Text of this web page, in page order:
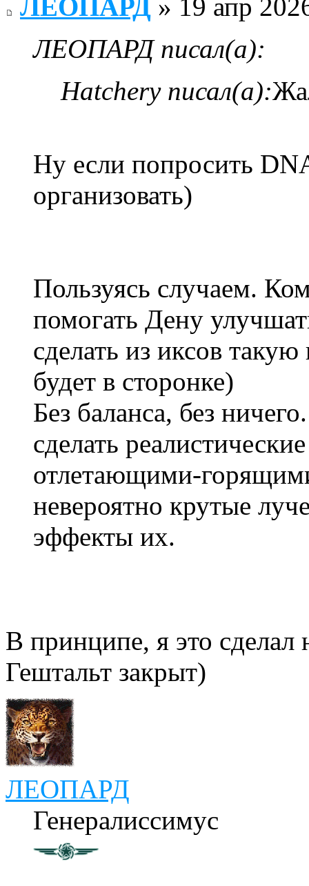
ЛЕОПАРД » 19 апр
ЛЕОПАРД писал(а):
Hatchery писал(а):
Ну если попросить
организовать)
Пользуясь случаем.
помогать Дену
сделать из иксов
будет в сторонке)
Без баланса, без
сделать
отлетающими-
невероятно крутые
эффекты их.
В принципе, я это
Гештальт закрыт)
ЛЕОПАРД
Генералиссимус